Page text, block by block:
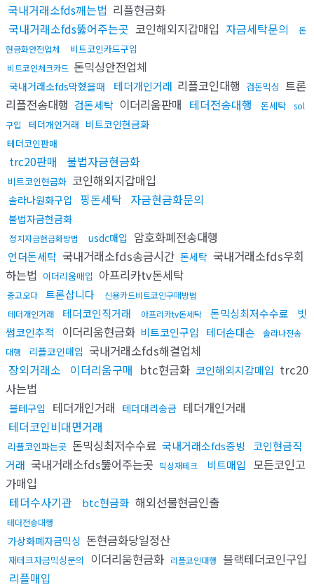
국내거래소fds깨는법 리플현금화
국내거래소fds뚫어주는곳 코인해외지갑매입 자금세탁문의
돈
현금화안전업체
비트코인카드구입
비트코인체크카드 돈믹싱안전업체
국내거래소fds막혔을때 테더개인거래 리플코인대행 검돈믹싱 트론
리플전송대행 검돈세탁 이더리움판매 테더전송대행 돈세탁
sol
구입
테더개인거래 비트코인현금화
테더코인판매
trc20판매 불법자금현금화
비트코인현금화 코인해외지갑매입
솔라나원화구입 핑돈세탁 자금현금화문의
불법자금현금화
정치자금현금화방법 usdc매입 암호화폐전송대행
언더돈세탁 국내거래소fds송금시간 돈세탁 국내거래소fds우회
하는법 이더리움매입 아프리카tv돈세탁
중고오다 트론삽니다
신용카드비트코인구매방법
테더개인거래
테더코인직거래 아프리카tv돈세탁 돈믹싱최저수수료
빗
썸코인추적
이더리움현금화 비트코인구입 테더손대손
솔라나전송
대행
리플코인매입 국내거래소fds해결업체
장외거래소
이더리움구매 btc현금화 코인해외지갑매입 trc20
사는법
블테구입 테더개인거래 테더대리송금 테더개인거래
테더코인비대면거래
리플코인파는곳 돈믹싱최저수수료 국내거래소fds증빙
코인현금직
거래 국내거래소fds뚫어주는곳 믹싱재테크 비트매입
모든코인고
가매입
테더수사기관
btc현금화 해외선물현금인출
테더전송대행
가상화폐자금믹싱 돈현금화당일정산
재테크자금믹싱문의 이더리움현금화 리플코인대행 블랙테더코인구입
리플매입